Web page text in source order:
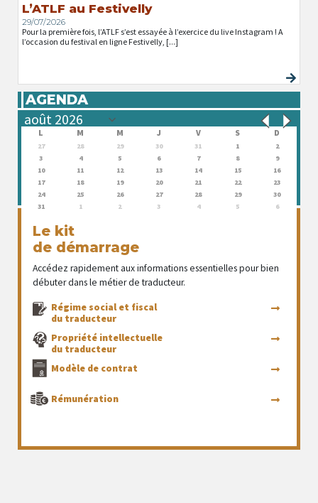
L’ATLF au Festivelly
29/07/2026
Pour la première fois, l’ATLF s’est essayée à l’exercice du live Instagram ! A
l’occasion du festival en ligne Festivelly, [...]
AGENDA
L M M J V S D
27 28 29 30 31 1
2
3
4 5 6 7 8
9
10
11 12 13 14 15
16
17
18 19 20 21 22
23
24
25 26 27 28 29
30
31
1 2 3 4 5 6
Le kit
de démarrage
Accédez rapidement aux informations essentielles pour bien
débuter dans le métier de traducteur.
Régime social et fiscal
du traducteur
Propriété intellectuelle
du traducteur
Modèle de contrat
Rémunération